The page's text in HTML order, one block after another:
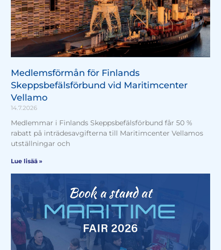
Medlemsförmån för Finlands
Skeppsbefälsförbund vid Maritimcenter
Vellamo
14.7.2026
Medlemmar i Finlands Skeppsbefälsförbund får 50 %
rabatt på inträdesavgifterna till Maritimcenter Vellamos
utställningar och
Lue lisää »